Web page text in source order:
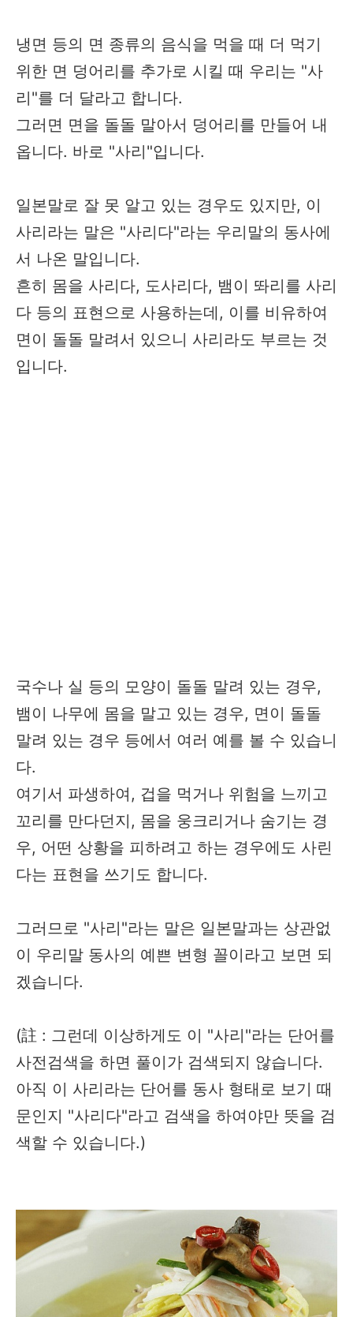
냉면 등의 면 종류의 음식을 먹을 때 더 먹기
위한 면 덩어리를 추가로 시킬 때 우리는 "사
리"를 더 달라고 합니다.
그러면 면을 돌돌 말아서 덩어리를 만들어 내
옵니다. 바로 "사리"입니다.
일본말로 잘 못 알고 있는 경우도 있지만, 이
사리라는 말은 "사리다"라는 우리말의 동사에
서 나온 말입니다.
흔히 몸을 사리다, 도사리다, 뱀이 똬리를 사리
다 등의 표현으로 사용하는데, 이를 비유하여
면이 돌돌 말려서 있으니 사리라도 부르는 것
입니다.
국수나 실 등의 모양이 돌돌 말려 있는 경우,
뱀이 나무에 몸을 말고 있는 경우, 면이 돌돌
말려 있는 경우 등에서 여러 예를 볼 수 있습니
다.
여기서 파생하여, 겁을 먹거나 위험을 느끼고
꼬리를 만다던지, 몸을 웅크리거나 숨기는 경
우, 어떤 상황을 피하려고 하는 경우에도 사린
다는 표현을 쓰기도 합니다.
그러므로 "사리"라는 말은 일본말과는 상관없
이 우리말 동사의 예쁜 변형 꼴이라고 보면 되
겠습니다.
(註 : 그런데 이상하게도 이 "사리"라는 단어를
사전검색을 하면 풀이가 검색되지 않습니다.
아직 이 사리라는 단어를 동사 형태로 보기 때
문인지 "사리다"라고 검색을 하여야만 뜻을 검
색할 수 있습니다.)